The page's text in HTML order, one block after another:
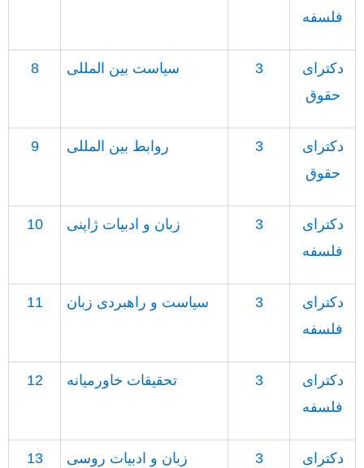
فلسفه
8 سیاست بین المللی 3
دکترای
حقوق
9 روابط بین المللی 3
دکترای
حقوق
10 زبان و ادبیات ژاپنی 3
دکترای
فلسفه
11 سیاست و راهبردی زبان 3
دکترای
فلسفه
12 تحقیقات خاورمیانه 3
دکترای
فلسفه
13 زبان و ادبیات روسی 3
دکترای